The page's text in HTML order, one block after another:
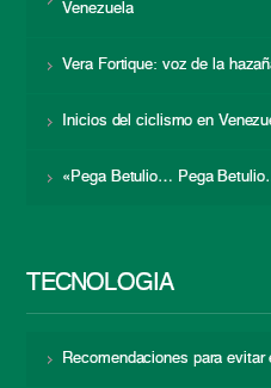
Venezuela
Vera Fortique: voz de la
Inicios del ciclismo en
«Pega Betulio… Pega
TECNOLOGÍA
Recomendaciones para evitar